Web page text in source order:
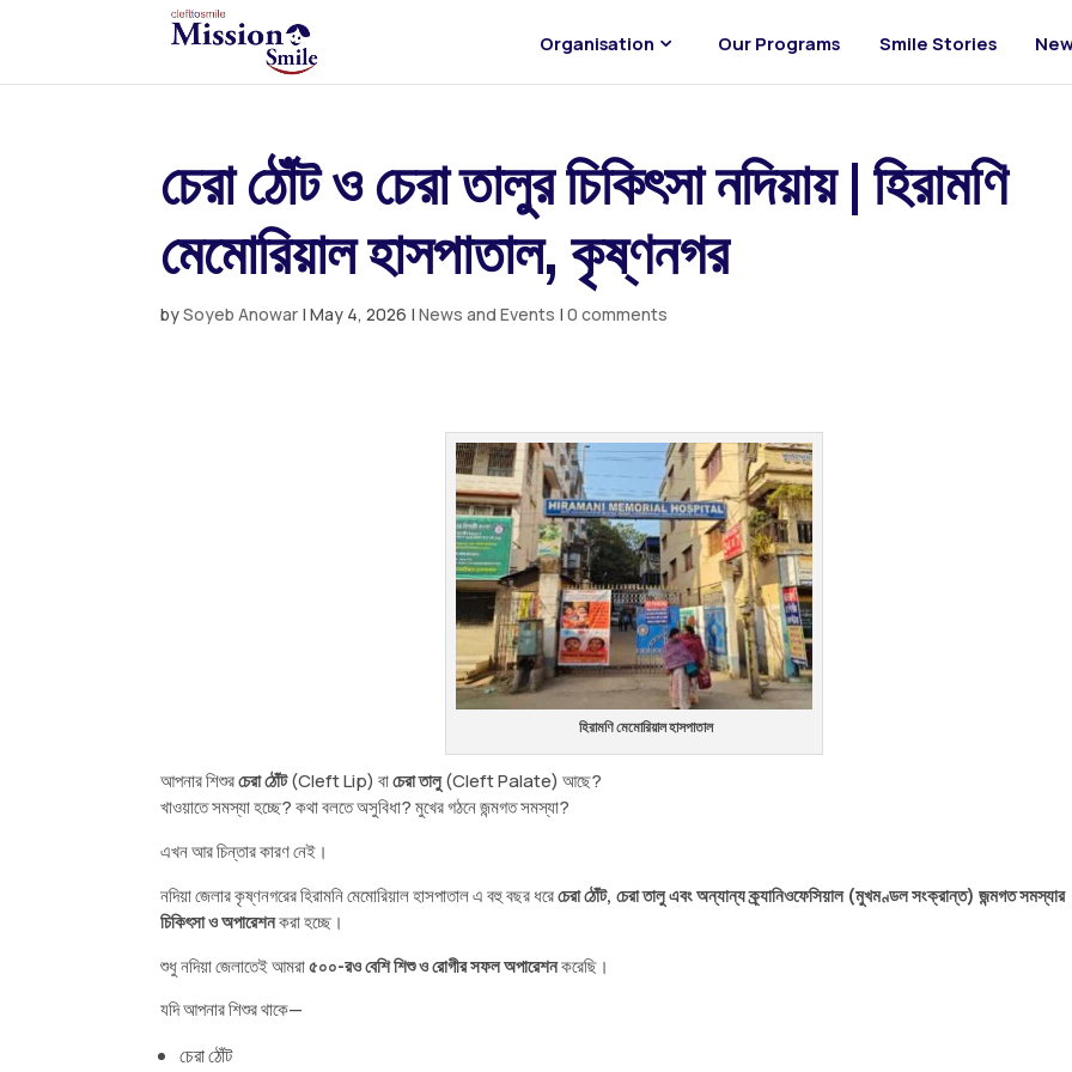
Organisation Our Programs Smile Stories
চেরা ঠোঁট ও চেরা তালুর চিকিৎসা নদিয়ায় | হিরামণি
মেমোরিয়াল হাসপাতাল, কৃষ্ণনগর
bySoyeb Anowar |May 4, 2026 |News and Events |0 comments
হিরামণি মেমোরিয়াল হাসপাতাল
আপনার শিশুরচেরা ঠোঁট(Cleft Lip) বাচেরা তালু(Cleft Palate) আছে?
খাওয়াতে সমস্যা হচ্ছে? কথা বলতে অসুবিধা? মুখের গঠনে জন্মগত সমস্যা?
এখন আর চিন্তার কারণ নেই।
নদিয়া জেলার কৃষ্ণনগরেরহিরামনি মেমোরিয়াল হাসপাতালএ বহু বছর ধরেচেরা ঠোঁট, চেরা তালু এবং অন্যান্য ক্র্যানিওফেসিয়াল (মুখমণ্ডল সংক্রান্ত) জন্মগত সমস্যার
চিকিৎসা ও অপারেশনকরা হচ্ছে।
শুধু নদিয়া জেলাতেই আমরা৫০০-রও বেশি শিশু ও রোগীর সফল অপারেশনকরেছি।
যদি আপনার শিশুর থাকে—
চেরা ঠোঁট